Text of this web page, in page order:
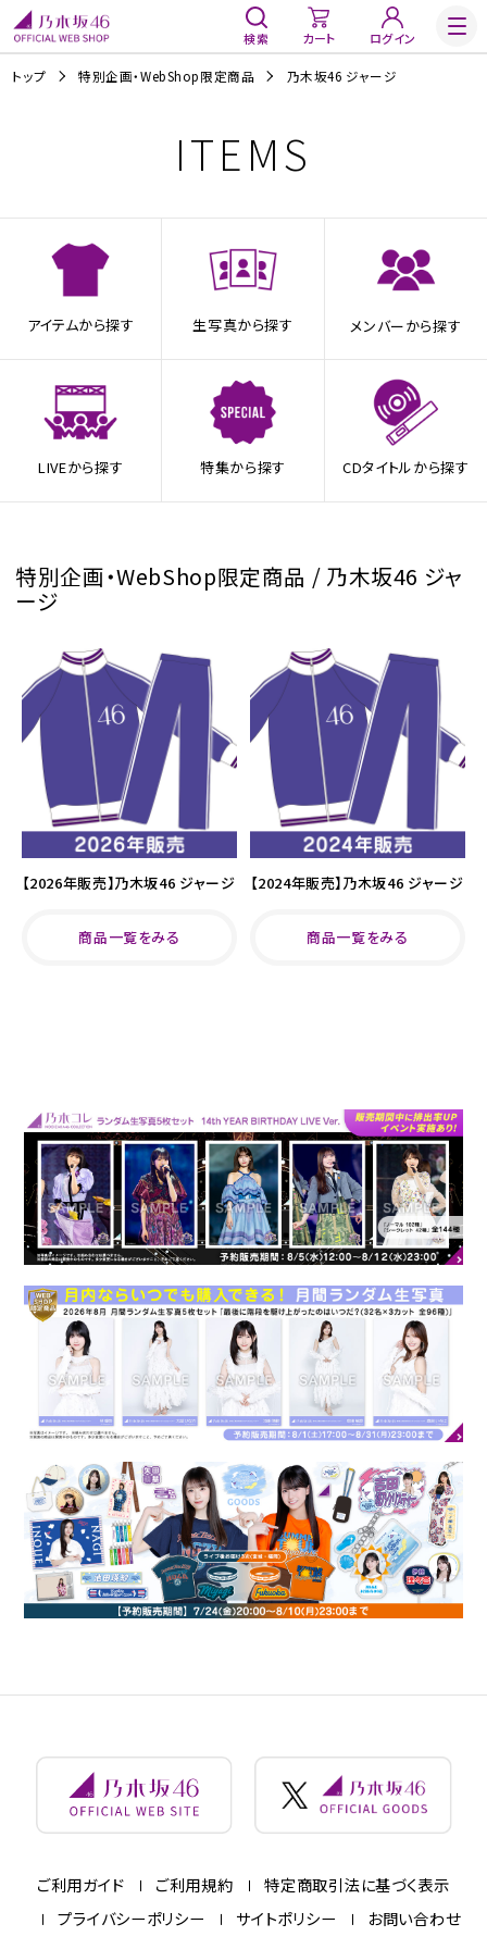
検索 カート ログイン
トップ 特別企画・WebShop限定商品 乃木坂46 ジャージ
ITEMS
アイテムから探す 生写真から探す メンバーから探す
LIVEから探す 特集から探す CDタイトルから探す
特別企画・WebShop限定商品 / 乃木坂46 ジャ
ージ
【2026年販売】乃木坂46 ジャージ
商品一覧をみる
【2024年販売】乃木坂46 ジャージ
商品一覧をみる
ご利用ガイド ご利用規約
特定商取引法に基づく表示
プライバシーポリシー
サイトポリシー お問い合わせ